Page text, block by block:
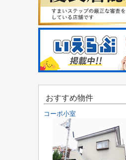
おすすめ物件
コーポ小室